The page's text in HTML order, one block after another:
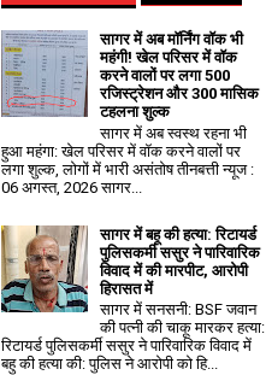
सागर में अब मॉर्निंग वॉक भी
महंगी! खेल परिसर में वॉक
करने वालों पर लगा ₹500
रजिस्ट्रेशन और ₹300 मासिक
टहलना शुल्क
सागर में अब स्वस्थ रहना भी
हुआ महंगा: खेल परिसर में वॉक करने वालों पर
लगा शुल्क, लोगों में भारी असंतोष तीनबत्ती न्यूज :
06 अगस्त, 2026 सागर...
सागर में बहू की हत्या: रिटायर्ड
पुलिसकर्मी ससुर ने पारिवारिक
विवाद में की मारपीट, आरोपी
हिरासत में
सागर में सनसनी: BSF जवान
की पत्नी की चाकू मारकर हत्या:
रिटायर्ड पुलिसकर्मी ससुर ने पारिवारिक विवाद में
बहु की हत्या की: पुलिस ने आरोपी को हि...